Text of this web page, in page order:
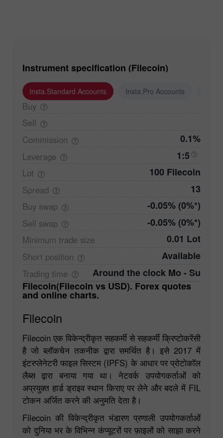
Instrument specification (Filecoin)
Insta.Standard Accounts Insta.Pro Accounts
Buy
Sell
Commission
0.1%
Leverage 1:5
Lot 100 Filecoin
Spread 13
Buy swap -0.05% (0%*)
Sell swap -0.05% (0%*)
Minimum trade size 0.01 Lot
Short position Available
Trading time
Around the clock Mo - Su
Filecoin(Filecoin vs USD). Forex quotes
and online charts.
Filecoin
Filecoin एक विकेन्द्रीकृत सहकर्मी से सहकर्मी क्रिप्टोकरेंसी
है जो ब्लॉकचेन तकनीक द्वारा समर्थित है। इसे 2017 में
इंटरप्लेनेटरी फाइल सिस्टम (IPFS) के आधार पर प्रोटोकॉल
लैब्स द्वारा बनाया गया था। नेटवर्क उपयोगकर्ताओं को
अप्रयुक्त हार्ड ड्राइव स्थान किराए पर लेने और बदले में FIL
टोकन अर्जित करने की अनुमति देता है।
Filecoin की विकेन्द्रीकृत भंडारण प्रणाली उपयोगकर्ताओं
को दुनिया भर के विभिन्न कंप्यूटरों पर फ़ाइलों को साझा करने